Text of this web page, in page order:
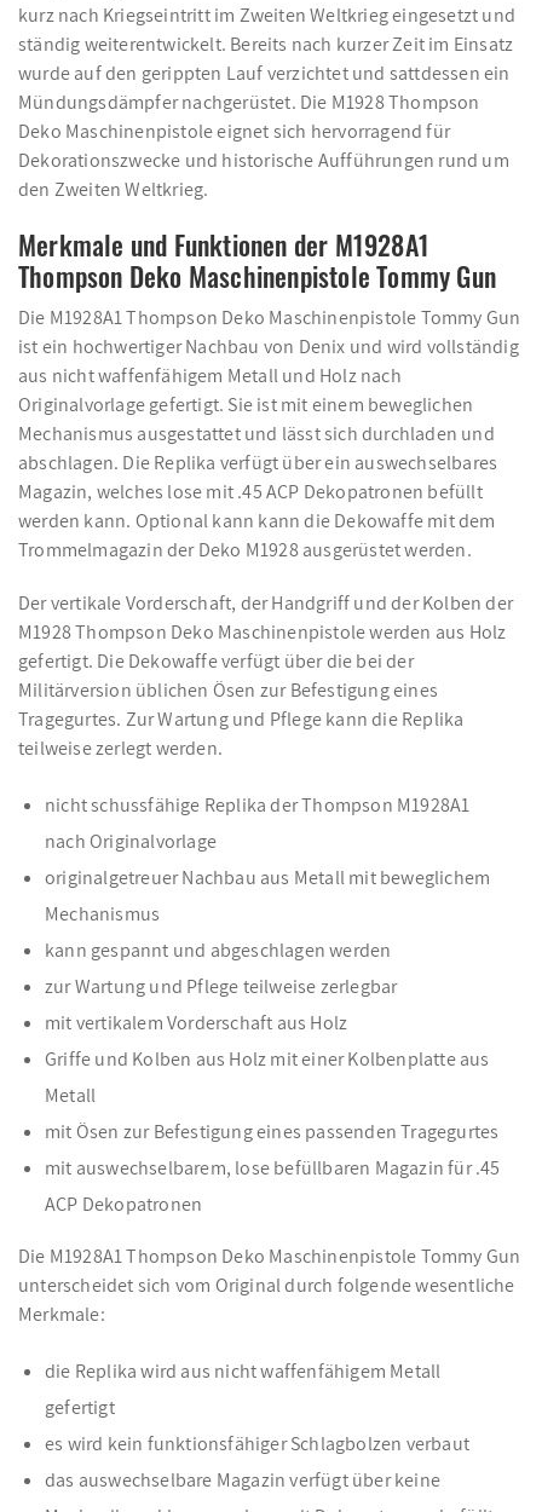
kurz nach Kriegseintritt im Zweiten Weltkrieg eingesetzt und
ständig weiterentwickelt. Bereits nach kurzer Zeit im Einsatz
wurde auf den gerippten Lauf verzichtet und sattdessen ein
Mündungsdämpfer nachgerüstet. Die M1928 Thompson
Deko Maschinenpistole eignet sich hervorragend für
Dekorationszwecke und historische Aufführungen rund um
den Zweiten Weltkrieg.
Merkmale und Funktionen der M1928A1
Thompson Deko Maschinenpistole Tommy Gun
Die M1928A1 Thompson Deko Maschinenpistole Tommy Gun
ist ein hochwertiger Nachbau von Denix und wird vollständig
aus nicht waffenfähigem Metall und Holz nach
Originalvorlage gefertigt. Sie ist mit einem beweglichen
Mechanismus ausgestattet und lässt sich durchladen und
abschlagen. Die Replika verfügt über ein auswechselbares
Magazin, welches lose mit .45 ACP Dekopatronen befüllt
werden kann. Optional kann kann die Dekowaffe mit dem
Trommelmagazin der Deko M1928 ausgerüstet werden.
Der vertikale Vorderschaft, der Handgriff und der Kolben der
M1928 Thompson Deko Maschinenpistole werden aus Holz
gefertigt. Die Dekowaffe verfügt über die bei der
Militärversion üblichen Ösen zur Befestigung eines
Tragegurtes. Zur Wartung und Pflege kann die Replika
teilweise zerlegt werden.
nicht schussfähige Replika der Thompson M1928A1
nach Originalvorlage
originalgetreuer Nachbau aus Metall mit beweglichem
Mechanismus
kann gespannt und abgeschlagen werden
zur Wartung und Pflege teilweise zerlegbar
mit vertikalem Vorderschaft aus Holz
Griffe und Kolben aus Holz mit einer Kolbenplatte aus
Metall
mit Ösen zur Befestigung eines passenden Tragegurtes
mit auswechselbarem, lose befüllbaren Magazin für .45
ACP Dekopatronen
Die M1928A1 Thompson Deko Maschinenpistole Tommy Gun
unterscheidet sich vom Original durch folgende wesentliche
Merkmale:
die Replika wird aus nicht waffenfähigem Metall
gefertigt
es wird kein funktionsfähiger Schlagbolzen verbaut
das auswechselbare Magazin verfügt über keine